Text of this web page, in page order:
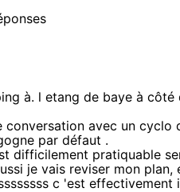
à. l etang de baye à
conversation avec un
par défaut .
difficilement pratiquable
je vais reviser mon
c 'est